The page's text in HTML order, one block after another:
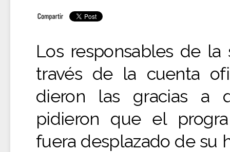
Los responsables de la
través de la cuenta
dieron las gracias a
pidieron que el
fuera desplazado de su